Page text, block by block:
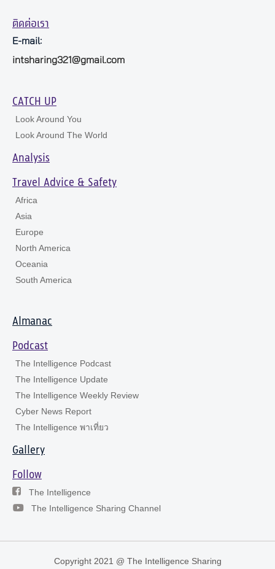
ติดต่อเรา
E-mail:
intsharing321@gmail.com
CATCH UP
Look Around You
Look Around The World
Analysis
Travel Advice & Safety
Africa
Asia
Europe
North America
Oceania
South America
Almanac
Podcast
The Intelligence Podcast
The Intelligence Update
The Intelligence Weekly Review
Cyber News Report
The Intelligence พาเที่ยว
Gallery
Follow
The Intelligence
The Intelligence Sharing Channel
Copyright 2021 @ The Intelligence Sharing